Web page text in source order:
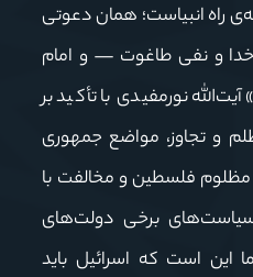
راه انبیاست؛ همان دعوتی
و نفی طاغوت — و امام
آیت‌الله نورمفیدی با تأکید بر
و تجاوز، مواضع جمهوری
مظلوم فلسطین و مخالفت با
برخی دولت‌های
این است که اسرائیل باید